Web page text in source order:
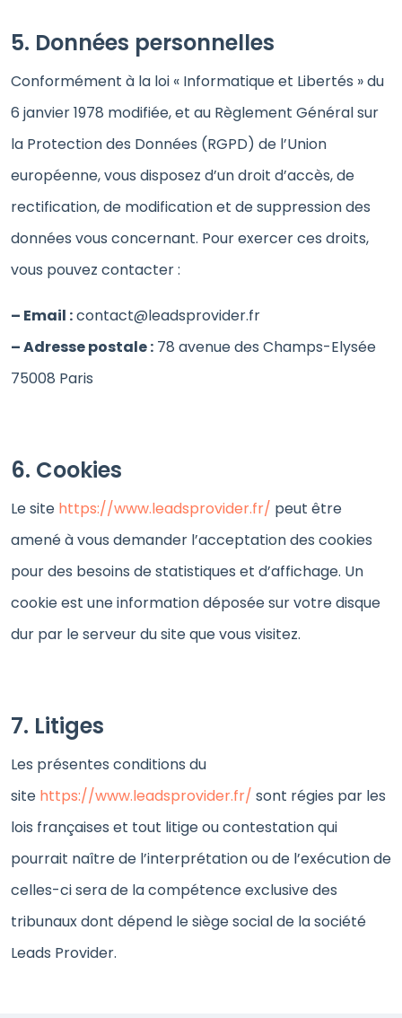
5. Données personnelles
Conformément à la loi « Informatique et Libertés » du
6 janvier 1978 modifiée, et au Règlement Général sur
la Protection des Données (RGPD) de l’Union
européenne, vous disposez d’un droit d’accès, de
rectification, de modification et de suppression des
données vous concernant. Pour exercer ces droits,
vous pouvez contacter :
– Email :contact@leadsprovider.fr
– Adresse postale : 78 avenue des Champs-Elysée
75008 Paris
6. Cookies
Le site https://www.leadsprovider.fr/ peut être
amené à vous demander l’acceptation des cookies
pour des besoins de statistiques et d’affichage. Un
cookie est une information déposée sur votre disque
dur par le serveur du site que vous visitez.
7. Litiges
Les présentes conditions du
site https://www.leadsprovider.fr/ sont régies par les
lois françaises et tout litige ou contestation qui
pourrait naître de l’interprétation ou de l’exécution de
celles-ci sera de la compétence exclusive des
tribunaux dont dépend le siège social de la société
Leads Provider.